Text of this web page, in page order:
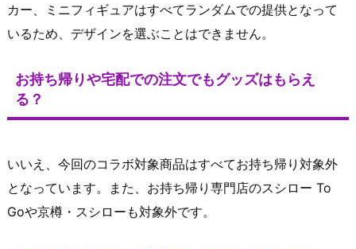
カー、ミニフィギュアはすべてランダムでの提供となって
いるため、デザインを選ぶことはできません。
お持ち帰りや宅配での注文でもグッズはもらえ
る？
いいえ、今回のコラボ対象商品はすべてお持ち帰り対象外
となっています。また、お持ち帰り専門店のスシロー To
Goや京樽・スシローも対象外です。